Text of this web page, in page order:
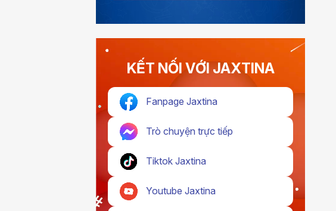
KẾT NỐI VỚI JAXTINA
Fanpage Jaxtina
Trò chuyện trực tiếp
Tiktok Jaxtina
Youtube Jaxtina